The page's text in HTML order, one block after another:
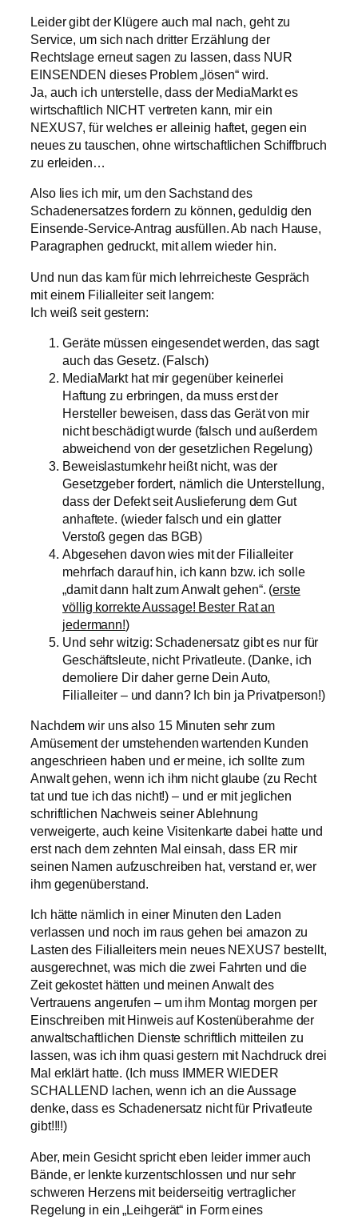
Leider gibt der Klügere auch mal nach, geht zu
Service, um sich nach dritter Erzählung der
Rechtslage erneut sagen zu lassen, dass NUR
EINSENDEN dieses Problem „lösen“ wird.
Ja, auch ich unterstelle, dass der MediaMarkt es
wirtschaftlich NICHT vertreten kann, mir ein
NEXUS7, für welches er alleinig haftet, gegen ein
neues zu tauschen, ohne wirtschaftlichen Schiffbruch
zu erleiden…
Also lies ich mir, um den Sachstand des
Schadenersatzes fordern zu können, geduldig den
Einsende-Service-Antrag ausfüllen. Ab nach Hause,
Paragraphen gedruckt, mit allem wieder hin.
Und nun das kam für mich lehrreicheste Gespräch
mit einem Filialleiter seit langem:
Ich weiß seit gestern:
Geräte müssen eingesendet werden, das sagt
auch das Gesetz. (Falsch)
MediaMarkt hat mir gegenüber keinerlei
Haftung zu erbringen, da muss erst der
Hersteller beweisen, dass das Gerät von mir
nicht beschädigt wurde (falsch und außerdem
abweichend von der gesetzlichen Regelung)
Beweislastumkehr heißt nicht, was der
Gesetzgeber fordert, nämlich die Unterstellung,
dass der Defekt seit Auslieferung dem Gut
anhaftete. (wieder falsch und ein glatter
Verstoß gegen das BGB)
Abgesehen davon wies mit der Filialleiter
mehrfach darauf hin, ich kann bzw. ich solle
„damit dann halt zum Anwalt gehen“. (erste
völlig korrekte Aussage! Bester Rat an
jedermann!)
Und sehr witzig: Schadenersatz gibt es nur für
Geschäftsleute, nicht Privatleute. (Danke, ich
demoliere Dir daher gerne Dein Auto,
Filialleiter – und dann? Ich bin ja Privatperson!)
Nachdem wir uns also 15 Minuten sehr zum
Amüsement der umstehenden wartenden Kunden
angeschrieen haben und er meine, ich sollte zum
Anwalt gehen, wenn ich ihm nicht glaube (zu Recht
tat und tue ich das nicht!) – und er mit jeglichen
schriftlichen Nachweis seiner Ablehnung
verweigerte, auch keine Visitenkarte dabei hatte und
erst nach dem zehnten Mal einsah, dass ER mir
seinen Namen aufzuschreiben hat, verstand er, wer
ihm gegenüberstand.
Ich hätte nämlich in einer Minuten den Laden
verlassen und noch im raus gehen bei amazon zu
Lasten des Filialleiters mein neues NEXUS7 bestellt,
ausgerechnet, was mich die zwei Fahrten und die
Zeit gekostet hätten und meinen Anwalt des
Vertrauens angerufen – um ihm Montag morgen per
Einschreiben mit Hinweis auf Kostenüberahme der
anwaltschaftlichen Dienste schriftlich mitteilen zu
lassen, was ich ihm quasi gestern mit Nachdruck drei
Mal erklärt hatte. (Ich muss IMMER WIEDER
SCHALLEND lachen, wenn ich an die Aussage
denke, dass es Schadenersatz nicht für Privatleute
gibt!!!!)
Aber, mein Gesicht spricht eben leider immer auch
Bände, er lenkte kurzentschlossen und nur sehr
schweren Herzens mit beiderseitig vertraglicher
Regelung in ein „Leihgerät“ in Form eines